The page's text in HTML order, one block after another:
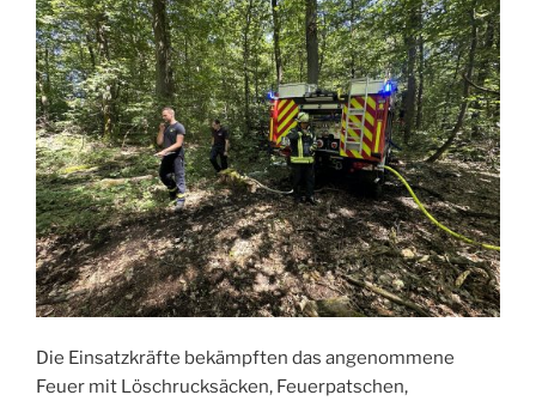
Die Einsatzkräfte bekämpften das angenommene
Feuer mit Löschrucksäcken, Feuerpatschen,